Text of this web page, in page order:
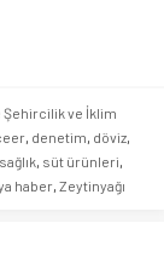
Şehircilik ve İklim
denetim döviz
sağlık süt ürünleri
haber Zeytinyağı